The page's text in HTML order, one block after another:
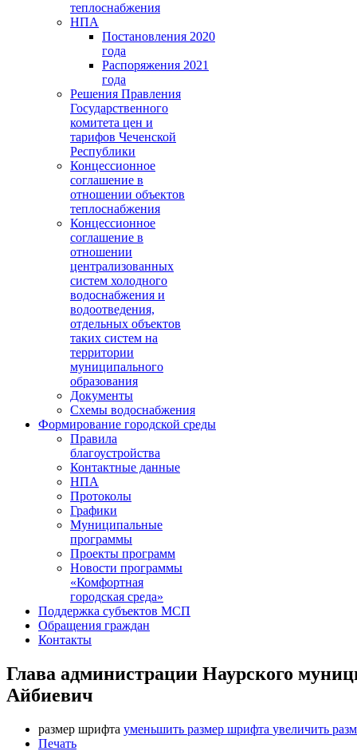
теплоснабжения
НПА
Постановления 2020
года
Распоряжения 2021
года
Решения Правления
Государственного
комитета цен и
тарифов Чеченской
Республики
Концессионное
соглашение в
отношении объектов
теплоснабжения
Концессионное
соглашение в
отношении
централизованных
систем холодного
водоснабжения и
водоотведения,
отдельных объектов
таких систем на
территории
муниципального
образования
Документы
Схемы водоснабжения
Формирование городской среды
Правила
благоустройства
Контактные данные
НПА
Протоколы
Графики
Муниципальные
программы
Проекты программ
Новости программы
«Комфортная
городская среда»
Поддержка субъектов МСП
Обращения граждан
Контакты
Глава администрации Наурского
Айбиевич
размер шрифта уменьшить размер шрифта увеличить
Печать